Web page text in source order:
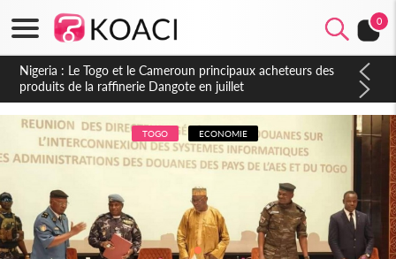
0
Côte d'Ivoire : Seconde période légale des ventes soldes du
10 au 31 août 2026
TOGO ECONOMIE